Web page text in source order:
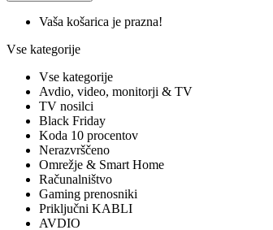
Vaša košarica je prazna!
Vse kategorije
Vse kategorije
Avdio, video, monitorji & TV
TV nosilci
Black Friday
Koda 10 procentov
Nerazvrščeno
Omrežje & Smart Home
Računalništvo
Gaming prenosniki
Priključni KABLI
AVDIO